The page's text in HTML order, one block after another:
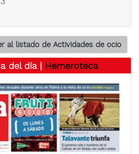
al listado de Actividades de ocio
del día | Hemeroteca